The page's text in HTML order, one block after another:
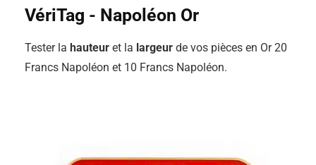
VériTag - Napoléon Or
Tester la hauteur et la largeur de vos pièces en Or 20
Francs Napoléon et 10 Francs Napoléon.